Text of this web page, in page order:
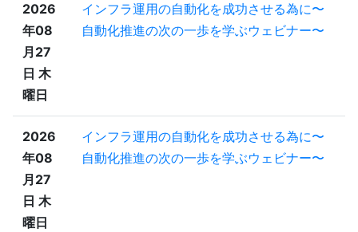
2026
年08
月27
日 木
曜日
インフラ運用の自動化を成功させる為に〜
自動化推進の次の一歩を学ぶウェビナー〜
2026
年08
月27
日 木
曜日
インフラ運用の自動化を成功させる為に〜
自動化推進の次の一歩を学ぶウェビナー〜